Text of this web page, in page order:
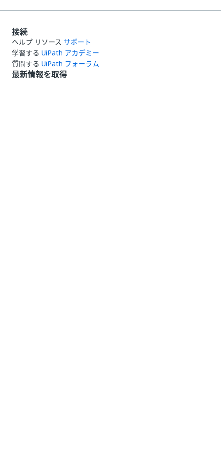
接続
ヘルプ リソース サポート
学習する UiPath アカデミー
質問する UiPath フォーラム
最新情報を取得